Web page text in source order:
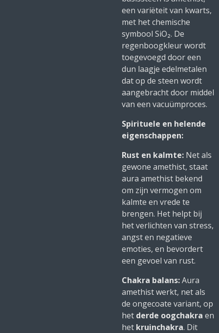
een variëteit van kwarts,
met het chemische
symbool SiO₂. De
regenboogkleur wordt
toegevoegd door een
dun laagje edelmetalen
dat op de steen wordt
aangebracht door middel
van een vacuümproces.
Spirituele en helende
eigenschappen:
Rust en kalmte: Net als
gewone amethist, staat
aura amethist bekend
om zijn vermogen om
kalmte en vrede te
brengen. Het helpt bij
het verlichten van stress,
angst en negatieve
emoties, en bevordert
een gevoel van rust.
Chakra balans:Aura
amethist werkt, net als
de ongecoate variant, op
het derde oogchakra en
het kruinchakra. Dit